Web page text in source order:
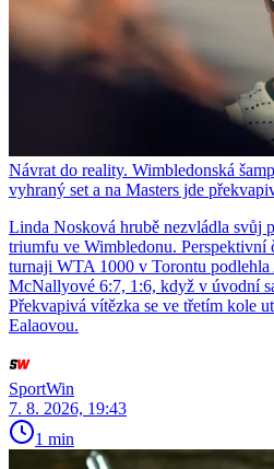
Návrat do reality. Wimbledonská
vyhraný set a na Masters jde
Linda Nosková hrubě nezvládla svůj
triumfu ve Wimbledonu. Perspektivní
turnaji WTA 1000 v Torontu podlehla
McNallyové 6:7, 1:6, když v úvodní
Překvapivá vítězka se ve třetím kole
Ealaovou.
SportWin
7. 8. 2026, 19:43
1 min